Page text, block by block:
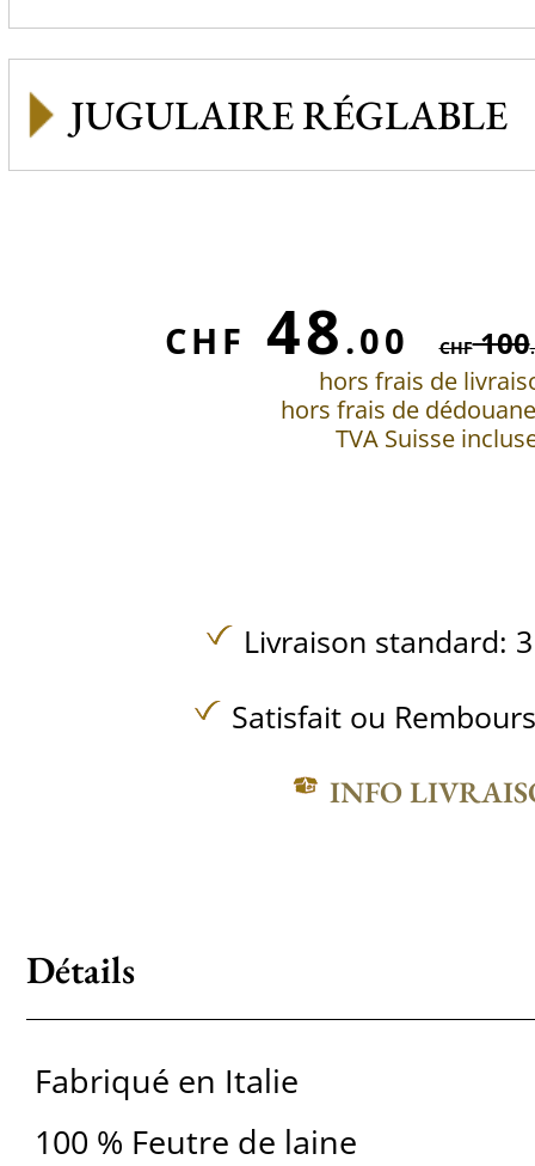
JUGULAIRE RÉGLABLE
CHF 48.00 CHF100
hors frais de
hors frais de
TVA Suisse
Livraison standard:
Satisfait ou
INFO
Détails
Fabriqué en Italie
100 % Feutre de laine